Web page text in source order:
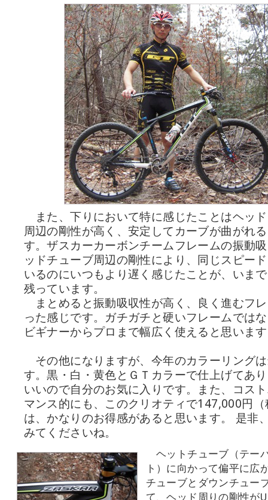
また、下りにおいて特に感じたことはヘッ
周辺の剛性が高く、安定してカーブが曲がれ
す。ザスカーカーボンチームフレームの振動
ッドチューブ周辺の剛性により、同じスピー
いるのにいつもより遅く感じたことが、いま
残っています。
まとめると振動吸収性が高く、良く進むフ
った感じです。ガチガチと硬いフレームでは
ビギナーからプロまで幅広く使えると思いま
その他になりますが、今年のカラーリング
す。黒・白・黄色とＧＴカラーで仕上げてあ
いいので自分のお気に入りです。また、コス
マンス的にも、このクリオティで147,000円
は、かなりのお得感があると思います。 是非
みてくださいね。
ヘットチューブ（テー
ト）に向かって偏平に広
チューブとダウンチュー
て、ヘッド周りの剛性が